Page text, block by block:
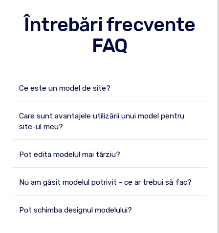
Întrebări frecvente
FAQ
Ce este un model de site?
Care sunt avantajele utilizării unui model pentru
site-ul meu?
Pot edita modelul mai târziu?
Nu am găsit modelul potrivit - ce ar trebui să fac?
Pot schimba designul modelului?